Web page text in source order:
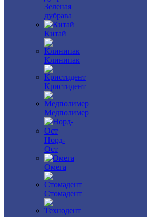
Зеленая
дубрава
Китай
Клинипак
Кристидент
Медполимер
Норд-
Ост
Омега
Стомадент